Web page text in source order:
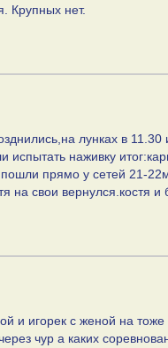
Крупных нет.
лунках в
наживку
прямо у сетей 21-
свои вернулся.костя и
и игорек с женой на
чур а каких